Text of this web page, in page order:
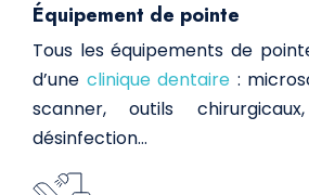
Équipement de pointe
Tous les équipements de
d’une clinique dentaire :
scanner, outils
désinfection…